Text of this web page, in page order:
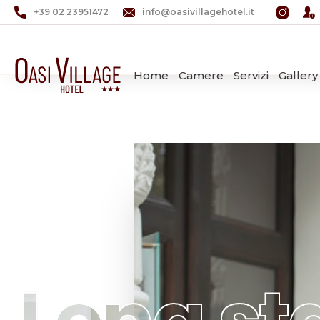
+39 02 23951472 info@oasivillagehotel.it
Home Camere Servizi Gallery